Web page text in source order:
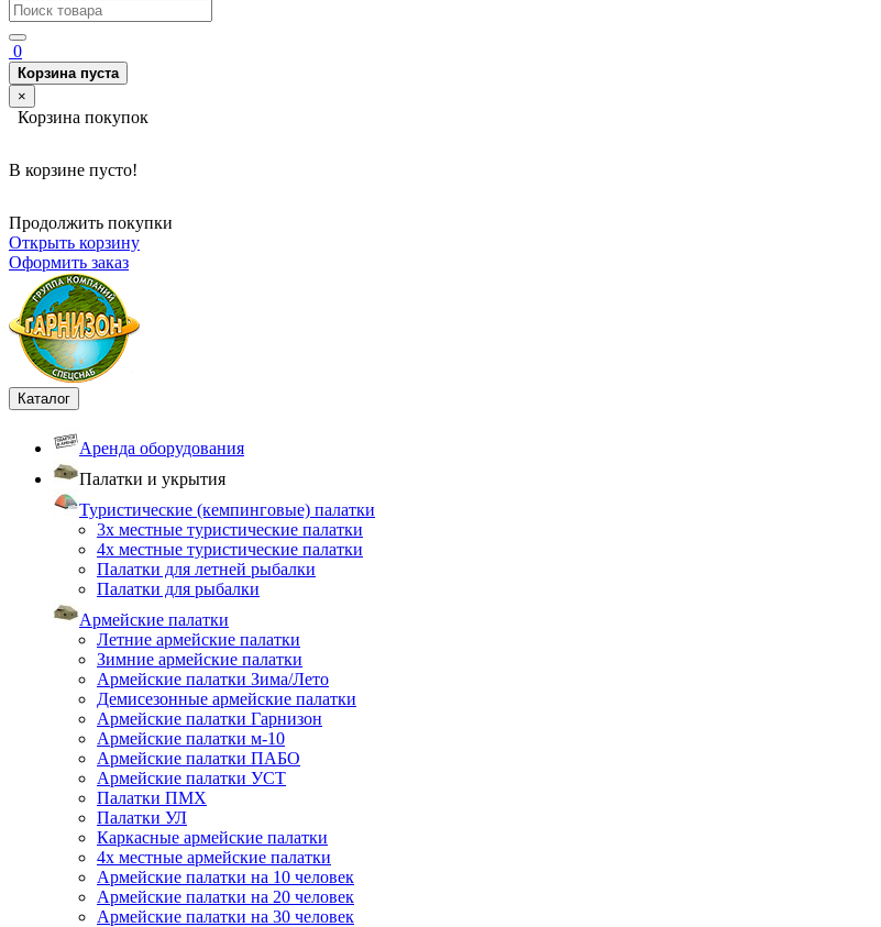
0
Корзина пуста
×
Корзина покупок
В корзине пусто!
Продолжить покупки
Открыть корзину
Оформить заказ
Каталог
Аренда оборудования
Палатки и укрытия
Туристические (кемпинговые) палатки
3х местные туристические палатки
4х местные туристические палатки
Палатки для летней рыбалки
Палатки для рыбалки
Армейские палатки
Летние армейские палатки
Зимние армейские палатки
Армейские палатки Зима/Лето
Демисезонные армейские палатки
Армейские палатки Гарнизон
Армейские палатки м-10
Армейские палатки ПАБО
Армейские палатки УСТ
Палатки ПМХ
Палатки УЛ
Каркасные армейские палатки
4х местные армейские палатки
Армейские палатки на 10 человек
Армейские палатки на 20 человек
Армейские палатки на 30 человек